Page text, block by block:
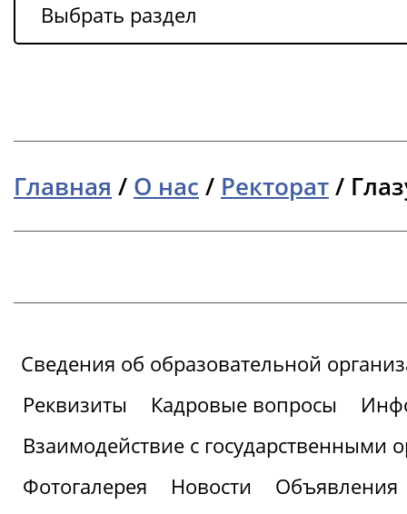
Выбрать раздел
Главная / О нас / Ректорат/
Сведения об образовательной
Реквизиты
Кадровые вопросы
Взаимодействие с государственными
Фотогалерея
Новости Объявления